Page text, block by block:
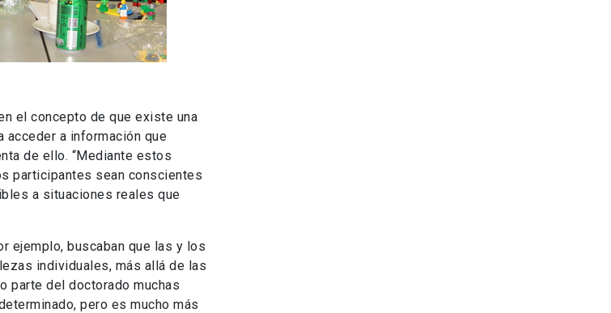
el concepto de que existe una
acceder a información que
de ello. “Mediante estos
participantes sean conscientes
a situaciones reales que
ejemplo, buscaban que las y los
individuales, más allá de las
parte del doctorado muchas
pero es mucho más